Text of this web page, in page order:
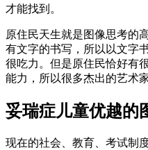
才能找到。
原住民天生就是图像思考的
有文字的书写，所以以文字
很吃力。但是原住民恰好有
能力，所以很多杰出的艺术
妥瑞症儿童优越的
现在的社会、教育、考试制